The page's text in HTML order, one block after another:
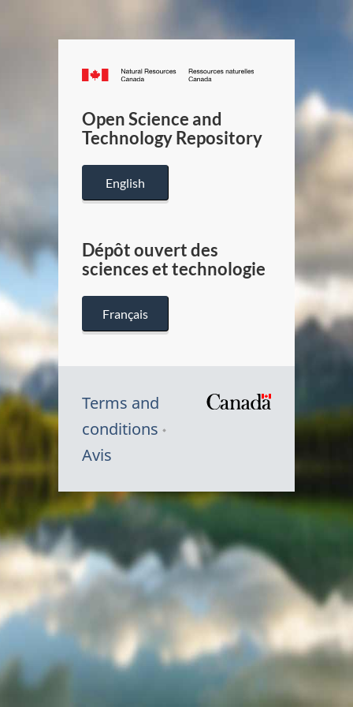
Canada.ca
/
Canada
Open Science and
Technology Repository
English
Dépôt ouvert des
sciences et technologie
Français
Terms and
conditions
Avis
Symbole
du